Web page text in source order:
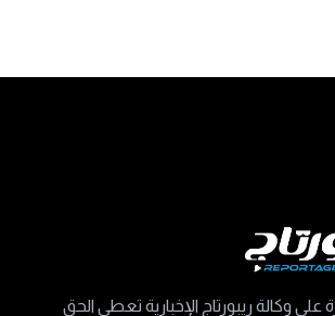
على وكالة ريبورتاج الإخبارية تعطي الحق